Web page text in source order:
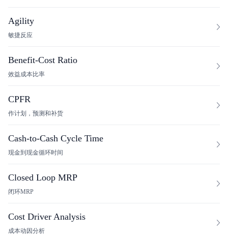
Agility
敏捷反应
Benefit-Cost Ratio
效益成本比率
CPFR
作计划，预测和补货
Cash-to-Cash Cycle Time
现金到现金循环时间
Closed Loop MRP
闭环MRP
Cost Driver Analysis
成本动因分析